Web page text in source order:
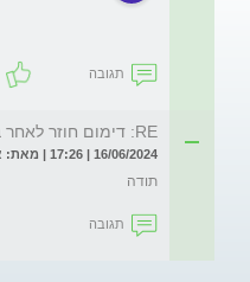
תגובה
RE: דימום חוזר לאחר בדיקת ביופזן
16/06/2024 | 17:26 | מאת: אריאל
תודה
תגובה